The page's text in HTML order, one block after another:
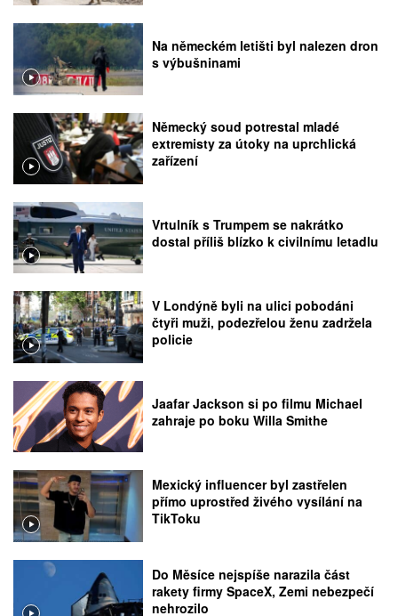
Na německém letišti byl nalezen dron
s výbušninami
Německý soud potrestal mladé
extremisty za útoky na uprchlická
zařízení
Vrtulník s Trumpem se nakrátko
dostal příliš blízko k civilnímu letadlu
V Londýně byli na ulici pobodáni
čtyři muži, podezřelou ženu zadržela
policie
Jaafar Jackson si po filmu Michael
zahraje po boku Willa Smithe
Mexický influencer byl zastřelen
přímo uprostřed živého vysílání na
TikToku
Do Měsíce nejspíše narazila část
rakety firmy SpaceX, Zemi nebezpečí
nehrozilo